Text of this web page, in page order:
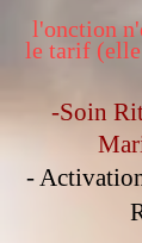
l'onction
le tarif (elle
-Soin
-